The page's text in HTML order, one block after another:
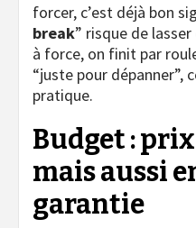
forcer, c’est déjà bon
break” risque de
à force, on finit par
“juste pour dépanner”,
pratique.
Budget :
mais aussi
garantie